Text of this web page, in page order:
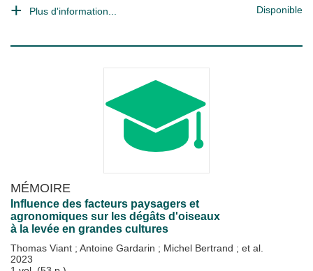
Plus d'information... Disponible
MÉMOIRE
Influence des facteurs paysagers et
agronomiques sur les dégâts d'oiseaux
à la levée en grandes cultures
Thomas Viant ; Antoine Gardarin ; Michel Bertrand ; et al.
2023